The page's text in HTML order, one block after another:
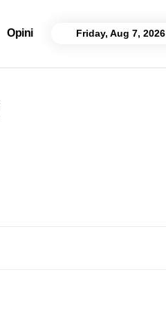
Opini Friday, Aug 7, 2026